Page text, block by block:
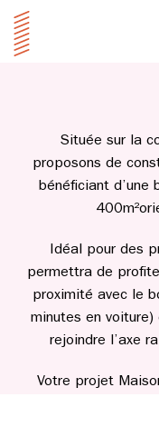
Située sur la
proposons de
bénéficiant d’une
Idéal pour des
permettra de
proximité avec le
minutes en
rejoindre l’axe
Votre projet